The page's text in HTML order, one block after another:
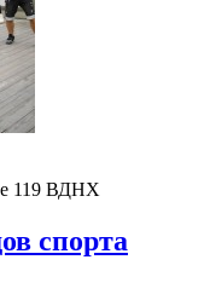
119 ВДНХ
спорта